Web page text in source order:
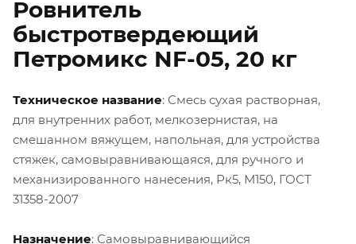
Ровнитель
быстротвердеющий
Петромикс NF-05, 20 кг
Техническое название: Смесь сухая растворная,
для внутренних работ, мелкозернистая, на
смешанном вяжущем, напольная, для устройства
стяжек, самовыравнивающаяся, для ручного и
механизированного нанесения, Рк5, М150, ГОСТ
31358-2007
Назначение: Самовыравнивающийся